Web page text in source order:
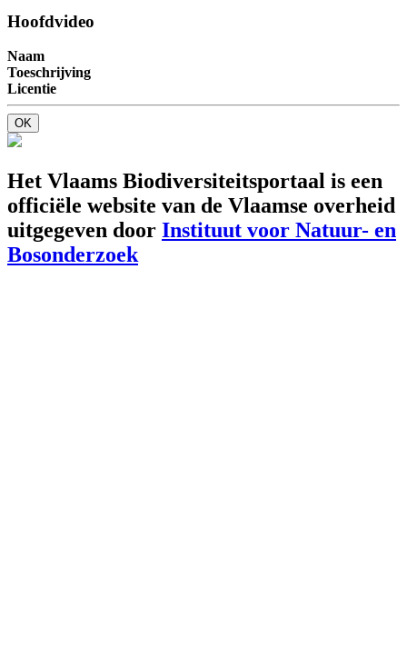
Hoofdvideo
Naam
Toeschrijving
Licentie
OK
Het Vlaams Biodiversiteitsportaal is een
officiële website van de Vlaamse overheid
uitgegeven door Instituut voor Natuur- en
Bosonderzoek